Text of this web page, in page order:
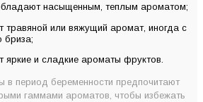
насыщенным, теплым ароматом;
травяной или вяжущий аромат, иногда с
бриза;
яркие и сладкие ароматы фруктов.
в период беременности предпочитают
гаммами ароматов, чтобы избежать